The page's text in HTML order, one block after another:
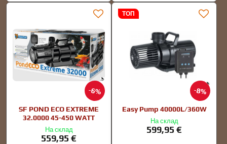
6%
SF POND ECO EXTREME
32.0000 45-450 WATT
На склад
559,95 €
8%
ТОП
Easy Pump 40000L/360W
На склад
599,95 €